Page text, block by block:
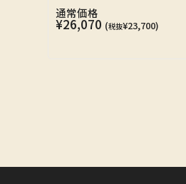
通常価格
¥26,070 (税抜¥23,700)